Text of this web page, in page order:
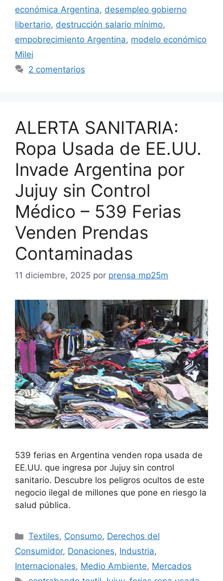
económica Argentina, desempleo gobierno
libertario, destrucción salario mínimo,
empobrecimiento Argentina, modelo económico
Milei
2 comentarios
ALERTA SANITARIA:
Ropa Usada de EE.UU.
Invade Argentina por
Jujuy sin Control
Médico – 539 Ferias
Venden Prendas
Contaminadas
11 diciembre, 2025 por prensa mp25m
539 ferias en Argentina venden ropa usada de
EE.UU. que ingresa por Jujuy sin control
sanitario. Descubre los peligros ocultos de este
negocio ilegal de millones que pone en riesgo la
salud pública.
Textiles, Consumo, Derechos del
Consumidor, Donaciones, Industria,
Internacionales, Medio Ambiente, Mercados